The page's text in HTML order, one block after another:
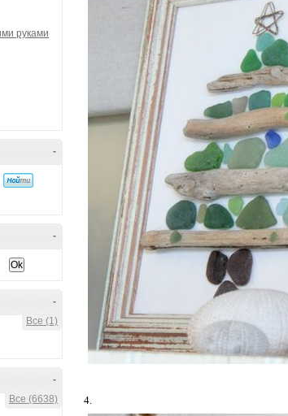
руками
-
-
-
Все (1)
-
Все (6638)
4.